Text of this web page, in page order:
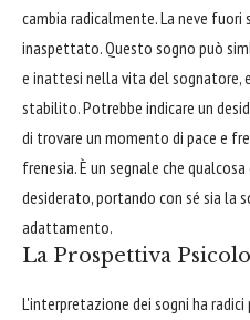
cambia radicalmente. La neve
inaspettato. Questo sogno può
e inattesi nella vita del sognatore,
stabilito. Potrebbe indicare un
di trovare un momento di pace e
frenesia. È un segnale che
desiderato, portando con sé sia la
adattamento.
La Prospettiva
L'interpretazione dei sogni ha